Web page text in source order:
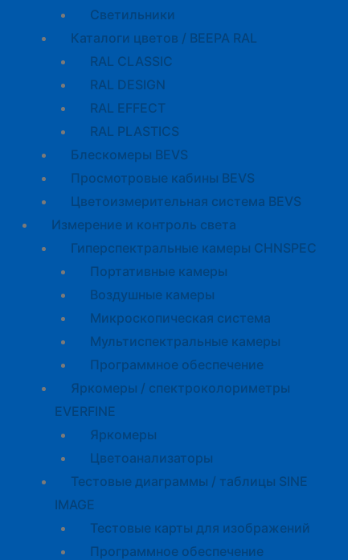
Светильники
Каталоги цветов / BEEPA RAL
RAL CLASSIC
RAL DESIGN
RAL EFFECT
RAL PLASTICS
Блескомеры BEVS
Просмотровые кабины BEVS
Цветоизмерительная система BEVS
Измерение и контроль света
Гиперспектральные камеры CHNSPEC
Портативные камеры
Воздушные камеры
Микроскопическая система
Мультиспектральные камеры
Программное обеспечение
Яркомеры / спектроколориметры
EVERFINE
Яркомеры
Цветоанализаторы
Тестовые диаграммы / таблицы SINE
IMAGE
Тестовые карты для изображений
Программное обеспечение